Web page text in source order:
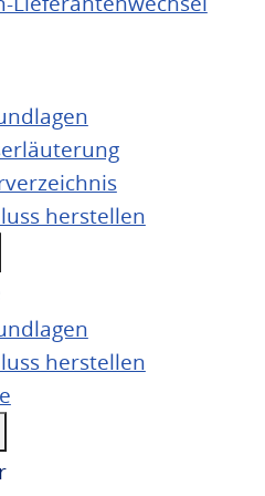
herstellen
herstellen